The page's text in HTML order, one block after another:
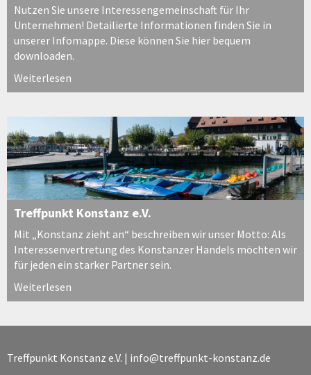
Nutzen Sie unsere Interessengemeinschaft für Ihr
Unternehmen! Detailierte Informationen finden Sie in
unserer Infomappe. Diese können Sie hier bequem
downloaden.
Weiterlesen
Treffpunkt Konstanz e.V.
Mit „Konstanz zieht an“ beschreiben wir unser Motto: Als
Interessenvertretung des Konstanzer Handels möchten wir
für jeden ein starker Partner sein.
Weiterlesen
Treffpunkt Konstanz e.V. | info@treffpunkt-konstanz.de